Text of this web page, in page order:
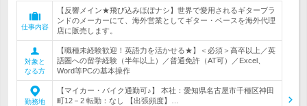
仕事内容
【反響メイン★飛び込みほぼナシ】世界で愛用されるギターブラ
ンドのメーカーにて、海外営業としてギター・ベースを海外代理
店に販売します。
対象と
なる方
【職種未経験歓迎！英語力を活かせる★】＜必須＞高卒以上／英
語圏への留学経験（半年以上）／普通免許（AT可）／Excel、
Word等PCの基本操作
勤務地
【マイカー・バイク通勤可♪】 本社：愛知県名古屋市千種区神田
町12－2 転勤：なし 【出張頻度】…